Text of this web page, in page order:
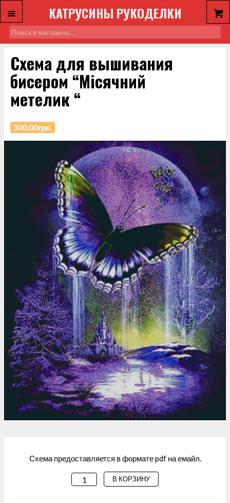
КАТРУСИНЫ РУКОДЕЛКИ
Схема для вышивания
бисером “Mісячний
метелик “
300.00грн.
Схема предоставляется в формате pdf на емайл.
КОЛИЧЕСТВОВ КОРЗИНУ